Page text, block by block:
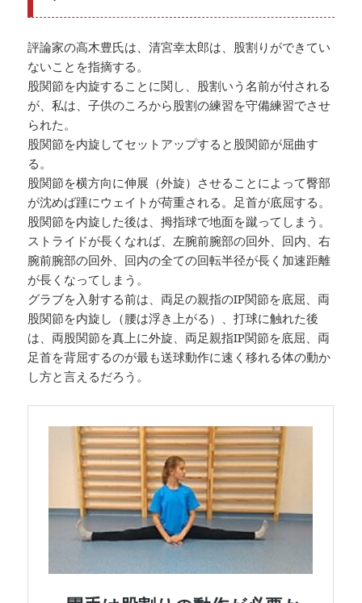
評論家の高木豊氏は、清宮幸太郎は、股割りができてい
ないことを指摘する。
股関節を内旋することに関し、股割いう名前が付される
が、私は、子供のころから股割の練習を守備練習でさせ
られた。
股関節を内旋してセットアップすると股関節が屈曲す
る。
股関節を横方向に伸展（外旋）させることによって臀部
が沈めば踵にウェイトが荷重される。足首が底屈する。
股関節を内旋した後は、拇指球で地面を蹴ってしまう。
ストライドが長くなれば、左腕前腕部の回外、回内、右
腕前腕部の回外、回内の全ての回転半径が長く加速距離
が長くなってしまう。
グラブを入射する前は、両足の親指のIP関節を底屈、両
股関節を内旋し（腰は浮き上がる）、打球に触れた後
は、両股関節を真上に外旋、両足親指IP関節を底屈、両
足首を背屈するのが最も送球動作に速く移れる体の動か
し方と言えるだろう。